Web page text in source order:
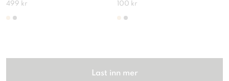
499 kr 100 kr
Last inn mer